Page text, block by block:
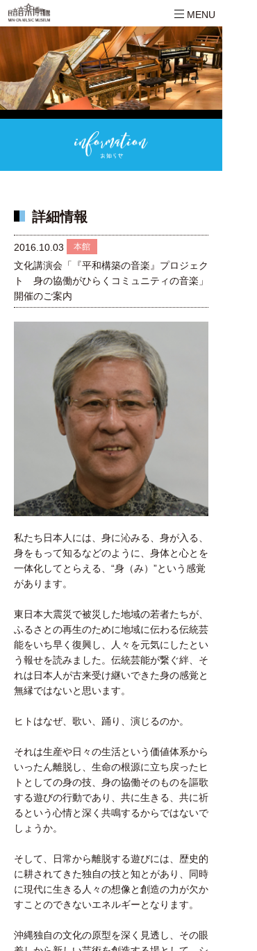
MENU
詳細情報
2016.10.03 本館
文化講演会「『平和構築の音楽』プロジェク
ト 身の協働がひらくコミュニティの音楽」
開催のご案内
私たち日本人には、身に沁みる、身が入る、
身をもって知るなどのように、身体と心とを
一体化してとらえる、“身（み）”という感覚
があります。
東日本大震災で被災した地域の若者たちが、
ふるさとの再生のために地域に伝わる伝統芸
能をいち早く復興し、人々を元気にしたとい
う報せを読みました。伝統芸能が繋ぐ絆、そ
れは日本人が古来受け継いできた身の感覚と
無縁ではないと思います。
ヒトはなぜ、歌い、踊り、演じるのか。
それは生産や日々の生活という価値体系から
いったん離脱し、生命の根源に立ち戻ったヒ
トとしての身の技、身の協働そのものを謳歌
する遊びの行動であり、共に生きる、共に祈
るという心情と深く共鳴するからではないで
しょうか。
そして、日常から離脱する遊びには、歴史的
に耕されてきた独自の技と知とがあり、同時
に現代に生きる人々の想像と創造の力が欠か
すことのできないエネルギーとなります。
沖縄独自の文化の原型を深く見透し、その眼